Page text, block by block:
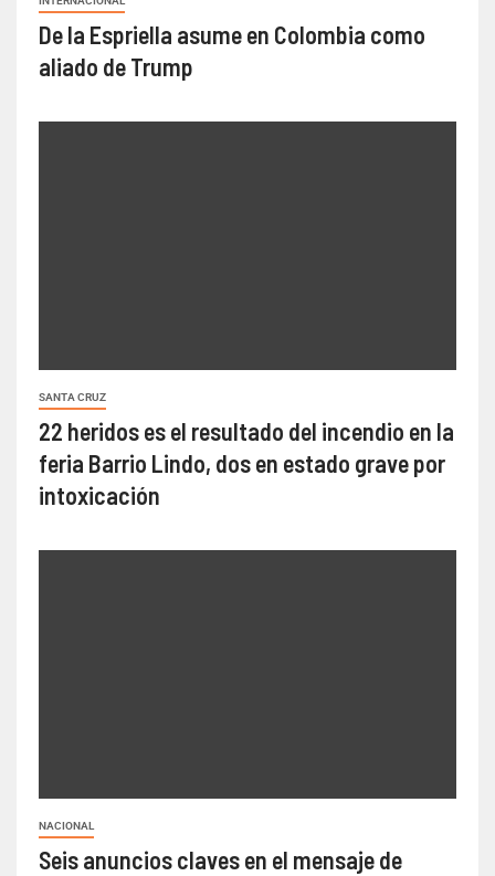
De la Espriella asume en Colombia como
aliado de Trump
SANTA CRUZ
22 heridos es el resultado del incendio en la
feria Barrio Lindo, dos en estado grave por
intoxicación
NACIONAL
Seis anuncios claves en el mensaje de